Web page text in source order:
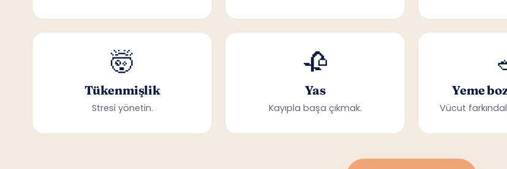
🤯
Tükenmişlik
Stresi yönetin.
🥀
Yas
Kayıpla başa çıkmak.
Yeme
Vücut